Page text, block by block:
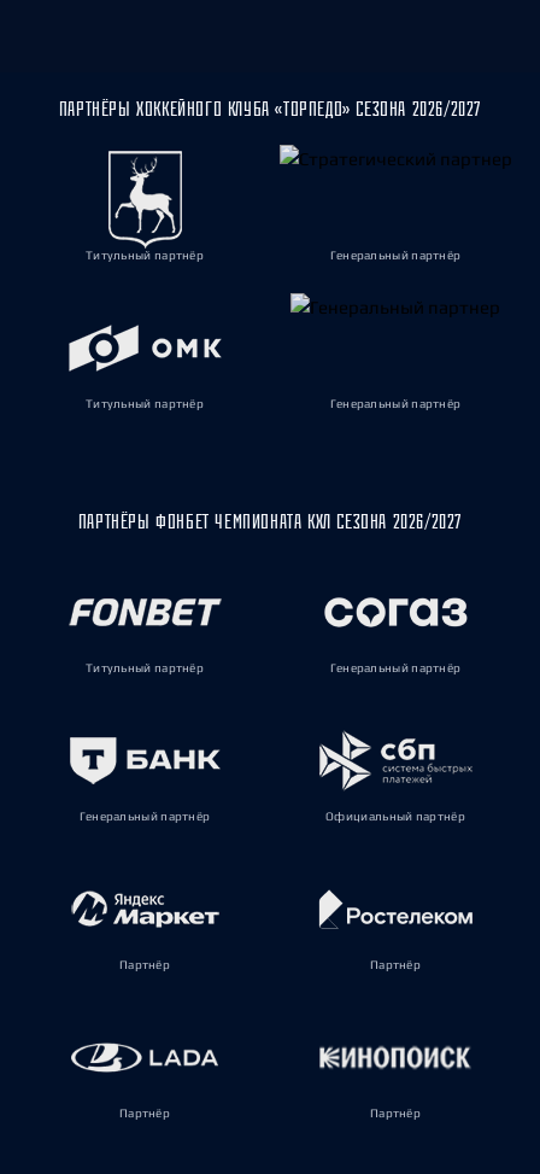
ПАРТНЁРЫ ХОККЕЙНОГО КЛУБА «ТОРПЕДО» СЕЗОНА 2026/2027
Титульный партнёр Генеральный партнёр
Титульный партнёр Генеральный партнёр
ПАРТНЁРЫ ФОНБЕТ ЧЕМПИОНАТА КХЛ СЕЗОНА 2026/2027
Титульный партнёр Генеральный партнёр
Генеральный партнёр Официальный партнёр
Партнёр Партнёр
Партнёр Партнёр